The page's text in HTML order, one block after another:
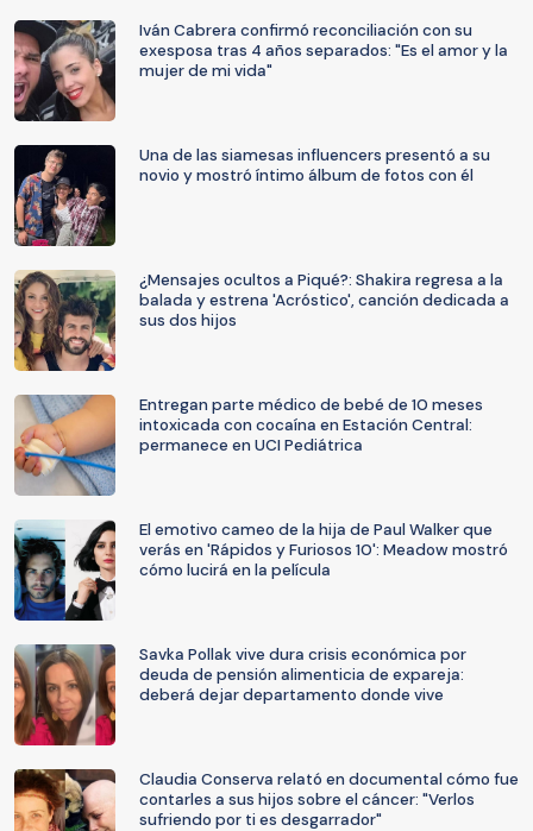
Iván Cabrera confirmó reconciliación con su
exesposa tras 4 años separados: "Es el amor y la
mujer de mi vida"
Una de las siamesas influencers presentó a su
novio y mostró íntimo álbum de fotos con él
¿Mensajes ocultos a Piqué?: Shakira regresa a la
balada y estrena 'Acróstico', canción dedicada a
sus dos hijos
Entregan parte médico de bebé de 10 meses
intoxicada con cocaína en Estación Central:
permanece en UCI Pediátrica
El emotivo cameo de la hija de Paul Walker que
verás en 'Rápidos y Furiosos 10': Meadow mostró
cómo lucirá en la película
Savka Pollak vive dura crisis económica por
deuda de pensión alimenticia de expareja:
deberá dejar departamento donde vive
Claudia Conserva relató en documental cómo fue
contarles a sus hijos sobre el cáncer: "Verlos
sufriendo por ti es desgarrador"